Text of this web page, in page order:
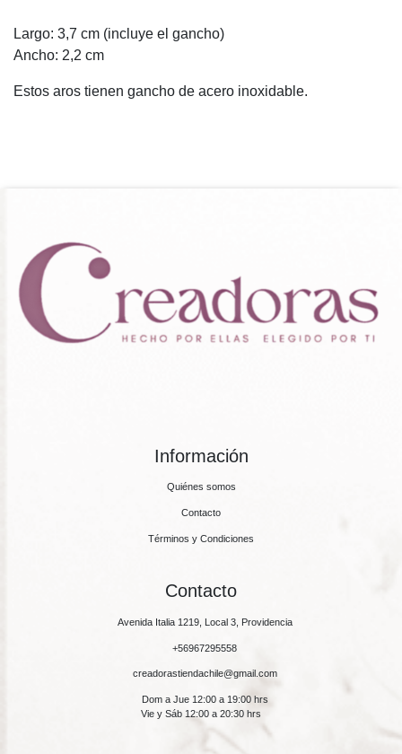
Largo: 3,7 cm (incluye el gancho)
Ancho: 2,2 cm
Estos aros tienen gancho de acero inoxidable.
Información
Quiénes somos
Contacto
Términos y Condiciones
Contacto
Avenida Italia 1219, Local 3, Providencia
+56967295558
creadorastiendachile@gmail.com
Dom a Jue 12:00 a 19:00 hrs
Vie y Sáb 12:00 a 20:30 hrs